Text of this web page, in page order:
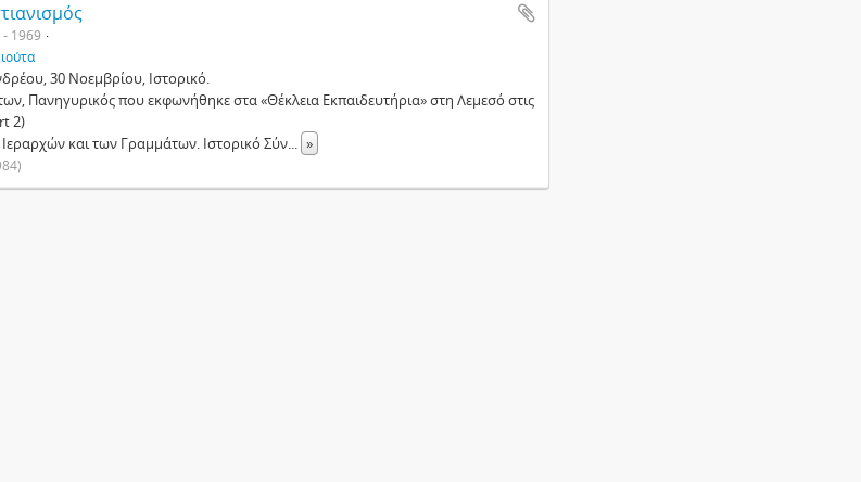
- 1969
30 Νοεμβρίου, Ιστορικό.
Πανηγυρικός που εκφωνήθηκε στα «Θέκλεια Εκπαιδευτήρια» στη Λεμεσό στις
2)
και των Γραμμάτων. Ιστορικό Σύν... »